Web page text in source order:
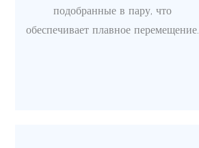
подобранные в пару, что
обеспечивает плавное перемещение.